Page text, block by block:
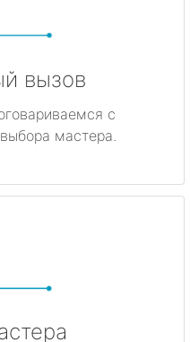
вызов
с
мастера.